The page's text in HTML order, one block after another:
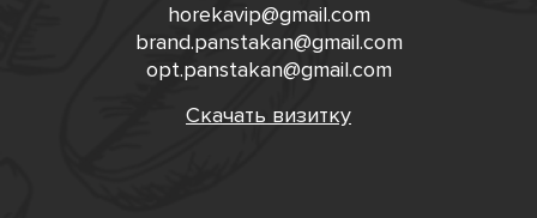
horekavip@gmail.com
brand.panstakan@gmail.com
opt.panstakan@gmail.com
Скачать визитку